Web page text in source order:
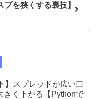
プを狭くする裏技】
】スプレッドが広い口
きく下がる【Pythonで